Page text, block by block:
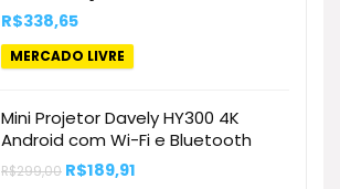
R$338,65
MERCADO LIVRE
Mini Projetor Davely HY300 4K
Android com Wi-Fi e Bluetooth
R$299,00 O
R$189,91